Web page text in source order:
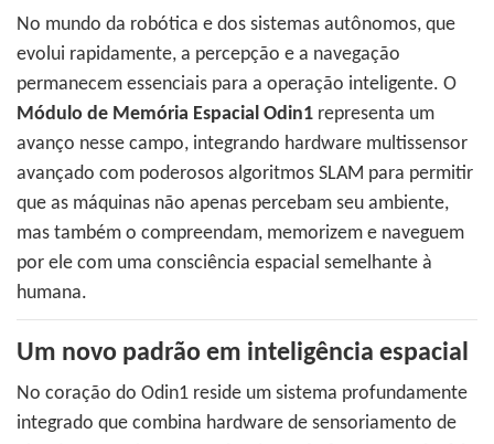
No mundo da robótica e dos sistemas autônomos, que
evolui rapidamente, a percepção e a navegação
permanecem essenciais para a operação inteligente. O
Módulo de Memória Espacial Odin1 representa um
avanço nesse campo, integrando hardware multissensor
avançado com poderosos algoritmos SLAM para permitir
que as máquinas não apenas percebam seu ambiente,
mas também o compreendam, memorizem e naveguem
por ele com uma consciência espacial semelhante à
humana.
Um novo padrão em inteligência espacial
No coração do Odin1 reside um sistema profundamente
integrado que combina hardware de sensoriamento de